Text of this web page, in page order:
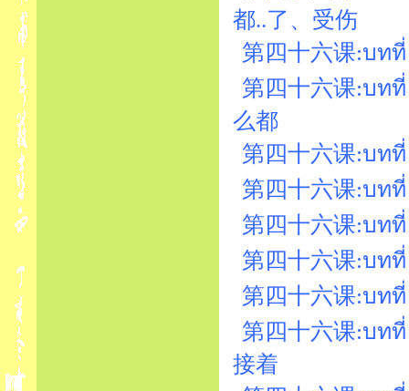
都..了、受伤
第四十六课:บท
第四十六课:บท
么都
第四十六课:บท
第四十六课:บท
第四十六课:บท
第四十六课:บท
第四十六课:บท
第四十六课:บท
接着